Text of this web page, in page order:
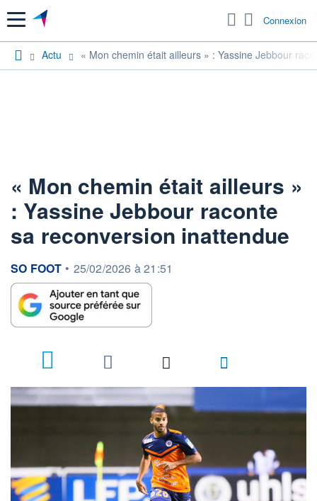
Menu Connexion
Actu « Mon chemin était ailleurs » : Yassine Jebbour
« Mon chemin était ailleurs »
: Yassine Jebbour raconte
sa reconversion inattendue
information fournie par
SO FOOT • 25/02/2026 à 21:51